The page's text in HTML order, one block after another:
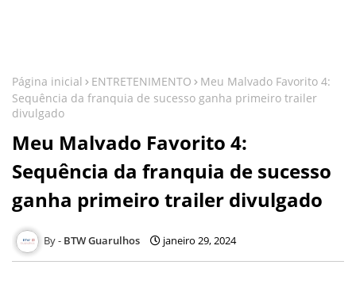
Página inicial ENTRETENIMENTO
Meu Malvado Favorito 4:
Sequência da franquia de sucesso ganha primeiro trailer
divulgado
Meu Malvado Favorito 4:
Sequência da franquia de sucesso
ganha primeiro trailer divulgado
BTW Guarulhos janeiro 29, 2024